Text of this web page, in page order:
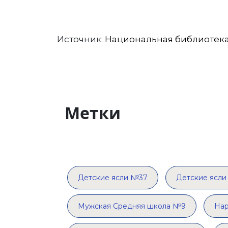
Источник: Национальная
Метки
Детские ясли №37 Детские
Мужская Средняя школа №9